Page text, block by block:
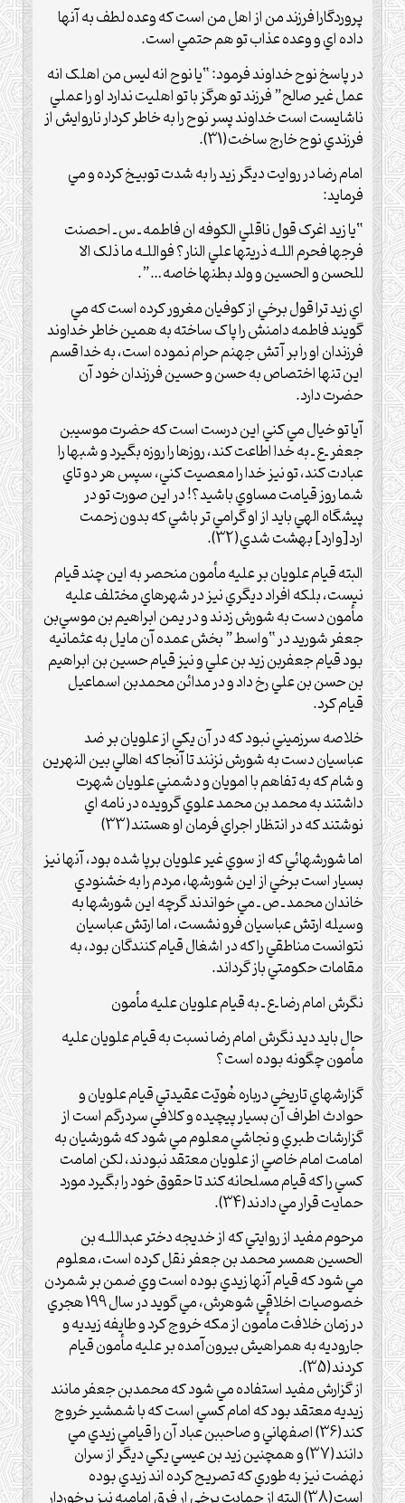
پروردگارا فرزند من از اهل من است که وعده لطف به آنها
داده اي و وعده عذاب تو هم حتمي است.
در پاسخ نوح خداوند فرمود: “يا نوح انه ليس من اهلک انه
عمل غير صالح” فرزند تو هرگز با تو اهليت ندارد او را عملي
ناشايست است خداوند پسر نوح را به خاطر کردار ناروايش از
فرزندي نوح خارج ساخت(31).
امام رضا در روايت ديگر زيد را به شدت توبيخ کرده و مي
فرمايد:
“يا زيد اغرک قول ناقلي الکوفه ان فاطمه ـ س ـ احصنت
فرجها فحرم اللـه ذريتها علي النار؟ فواللـه ما ذلک الا
للحسن و الحسين و ولد بطنها خاصه…”.
اي زيد ترا قول برخي از کوفيان مغرور کرده است که مي
گويند فاطمه دامنش را پاک ساخته به همين خاطر خداوند
فرزندان او را بر آتش جهنم حرام نموده است، به خدا قسم
اين تنها اختصاص به حسن و حسين فرزندان خود آن
حضرت دارد.
آيا تو خيال مي کني اين درست است که حضرت موسيبن
جعفر ـ‌ع‌ ـ به خدا اطاعت کند، روزها را روزه بگيرد و شبها را
عبادت کند، تو نيز خدا را معصيت کني، سپس هر دو تاي
شما روز قيامت مساوي باشيد؟! در اين صورت تو در
پيشگاه الهي بايد از او گرامي تر باشي که بدون زحمت
ارد[وارد]‌ بهشت شدي(32).
البته قيام علويان بر عليه مأمون منحصر به اين چند قيام
نيست، بلکه افراد ديگري نيز در شهرهاي مختلف عليه
مأمون دست به شورش زدند و در يمن ابراهيم بن موسي‌بن
جعفر شوريد در “واسط” بخش عمده آن مايل به عثمانيه
بود قيام جعفر‌بن زيد بن علي و نيز قيام حسين بن ابراهيم
بن حسن بن علي رخ داد و در مدائن محمد‌بن اسماعيل
قيام کرد.
خلاصه سرزميني نبود که در آن يکي از علويان بر ضد
عباسيان دست به شورش نزنند تا آنجا که اهالي بين النهرين
و شام که به تفاهم با امويان و دشمني علويان شهرت
داشتند به محمد بن محمد علوي گرويده در نامه اي
نوشتند که در انتظار اجراي فرمان او هستند(33)
اما شورشهائي که از سوي غير علويان برپا شده بود، آنها نيز
بسيار است برخي از اين شورشها، مردم را به خشنودي
خاندان محمد ـ ص ـ مي خواندند گرچه اين شورشها به
وسيله ارتش عباسيان فرو نشست، اما ارتش عباسيان
نتوانست مناطقي را که در اشغال قيام کنندگان بود، به
مقامات حکومتي باز گرداند.
نگرش امام رضا ـ‌ع‌ ـ به قيام علويان عليه مأمون
حال بايد ديد نگرش امام رضا نسبت به قيام علويان عليه
مأمون چگونه بوده است؟
گزارشهاي تاريخي درباره هُويّت عقيدتي قيام علويان و
حوادث اطراف آن بسيار پيچيده و کلافي سردرگم است از
گزارشات طبري و نجاشي معلوم مي شود که شورشيان به
امامت امام خاصي از علويان معتقد نبودند، لکن امامت
کسي را که قيام مسلحانه کند تا حقوق خود را بگيرد مورد
حمايت قرار مي دادند(34).
مرحوم مفيد از روايتي که از خديجه دختر عبداللـه بن
الحسين همسر محمد بن جعفر نقل کرده است، معلوم
مي شود که قيام آنها زيدي بوده است وي ضمن بر شمردن
خصوصيات اخلاقي شوهرش، مي گويد در سال 199 هجري
در زمان خلافت مأمون از مکه خروج کرد و طايفه زيديه و
جاروديه به همراهيش بيرون‌آمده بر عليه مأمون قيام
کردند(35).
از گزارش مفيد استفاده مي شود که محمد‌بن جعفر مانند
زيديه معتقد بود که امام کسي است که با شمشير خروج
کند(36) اصفهاني و صاحببن عباد آن را قيامي زيدي مي
دانند(37) و همچنين زيد بن عيسي يکي ديگر از سران
نهضت نيز به طوري که تصريح کرده اند زيدي بوده